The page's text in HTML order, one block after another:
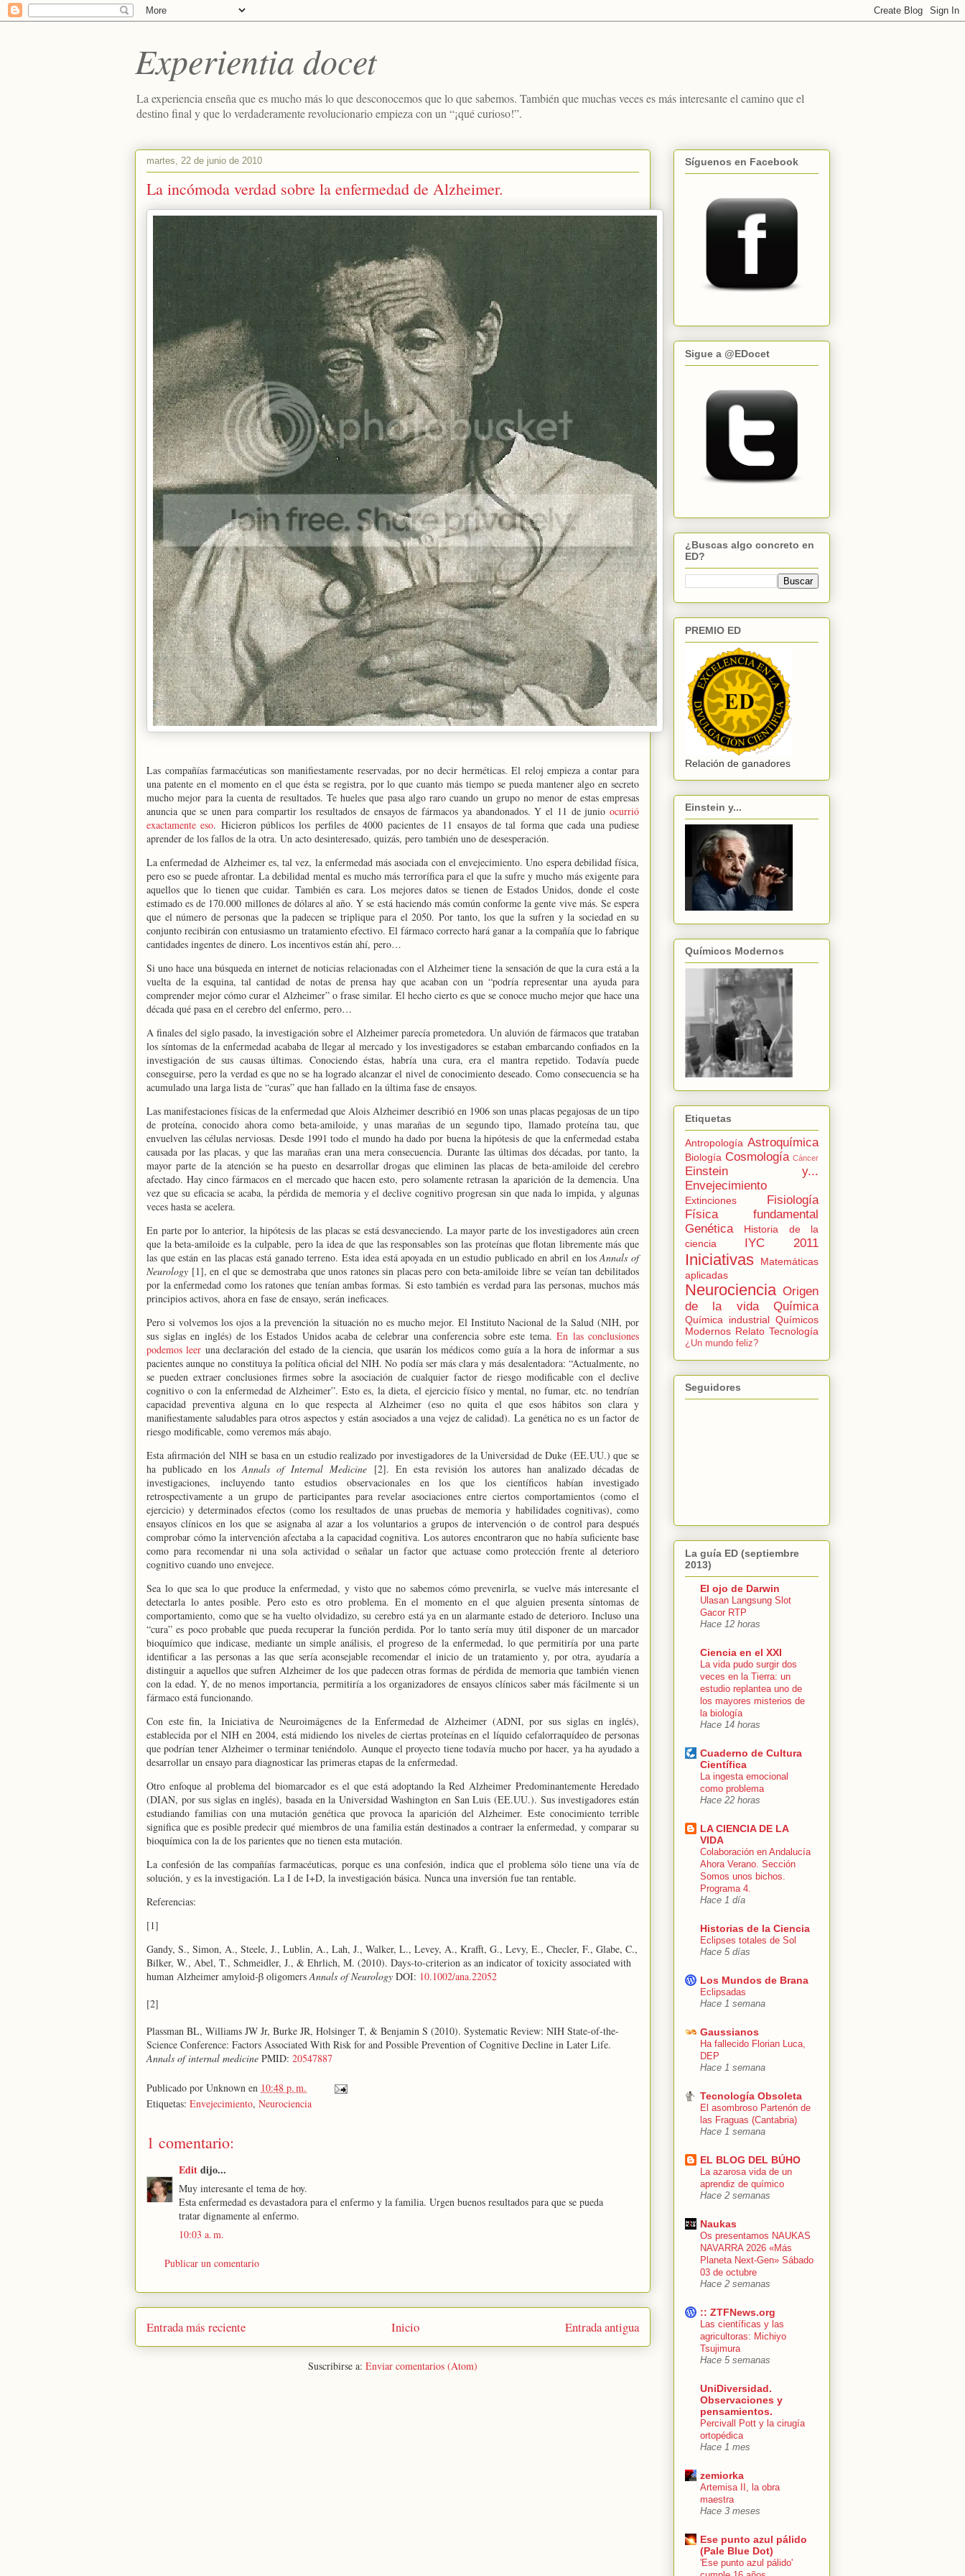
Experientia docet
La experiencia enseña que es mucho más lo que desconocemos que lo que sabemos. También que muchas veces es más interesante el camino que el
destino final y que lo verdaderamente revolucionario empieza con un “¡qué curioso!”.
martes, 22 de junio de 2010
La incómoda verdad sobre la enfermedad de Alzheimer.
Las compañías farmacéuticas son manifiestamente reservadas, por no decir herméticas. El reloj empieza a contar para
una patente en el momento en el que ésta se registra, por lo que cuanto más tiempo se pueda mantener algo en secreto
mucho mejor para la cuenta de resultados. Te hueles que pasa algo raro cuando un grupo no menor de estas empresas
anuncia que se unen para compartir los resultados de ensayos de fármacos ya abandonados. Y el 11 de junio ocurrió
exactamente eso. Hicieron públicos los perfiles de 4000 pacientes de 11 ensayos de tal forma que cada una pudiese
aprender de los fallos de la otra. Un acto desinteresado, quizás, pero también uno de desesperación.
La enfermedad de Alzheimer es, tal vez, la enfermedad más asociada con el envejecimiento. Uno espera debilidad física,
pero eso se puede afrontar. La debilidad mental es mucho más terrorífica para el que la sufre y mucho más exigente para
aquellos que lo tienen que cuidar. También es cara. Los mejores datos se tienen de Estados Unidos, donde el coste
estimado es de 170.000 millones de dólares al año. Y se está haciendo más común conforme la gente vive más. Se espera
que el número de personas que la padecen se triplique para el 2050. Por tanto, los que la sufren y la sociedad en su
conjunto recibirán con entusiasmo un tratamiento efectivo. El fármaco correcto hará ganar a la compañía que lo fabrique
cantidades ingentes de dinero. Los incentivos están ahí, pero…
Si uno hace una búsqueda en internet de noticias relacionadas con el Alzheimer tiene la sensación de que la cura está a la
vuelta de la esquina, tal cantidad de notas de prensa hay que acaban con un “podría representar una ayuda para
comprender mejor cómo curar el Alzheimer” o frase similar. El hecho cierto es que se conoce mucho mejor que hace una
década qué pasa en el cerebro del enfermo, pero…
A finales del siglo pasado, la investigación sobre el Alzheimer parecía prometedora. Un aluvión de fármacos que trataban
los síntomas de la enfermedad acababa de llegar al mercado y los investigadores se estaban embarcando confiados en la
investigación de sus causas últimas. Conociendo éstas, habría una cura, era el mantra repetido. Todavía puede
conseguirse, pero la verdad es que no se ha logrado alcanzar el nivel de conocimiento deseado. Como consecuencia se ha
acumulado una larga lista de “curas” que han fallado en la última fase de ensayos.
Las manifestaciones físicas de la enfermedad que Alois Alzheimer describió en 1906 son unas placas pegajosas de un tipo
de proteína, conocido ahora como beta-amiloide, y unas marañas de un segundo tipo, llamado proteína tau, que
envuelven las células nerviosas. Desde 1991 todo el mundo ha dado por buena la hipótesis de que la enfermedad estaba
causada por las placas, y que las marañas eran una mera consecuencia. Durante las últimas dos décadas, por tanto, la
mayor parte de la atención se ha puesto en desarrollar drogas que eliminen las placas de beta-amiloide del cerebro
afectado. Hay cinco fármacos en el mercado que hacen esto, pero solamente retrasan la aparición de la demencia. Una
vez que su eficacia se acaba, la pérdida de memoria y el declive cognitivo progresan sin que nada lo impida, y algunas
veces hasta se acelera.
En parte por lo anterior, la hipótesis de las placas se está desvaneciendo. La mayor parte de los investigadores aún creen
que la beta-amiloide es la culpable, pero la idea de que las responsables son las proteínas que flotan libremente más que
las que están en las placas está ganado terreno. Esta idea está apoyada en un estudio publicado en abril en losAnnals of
Neurology [1], en el que se demostraba que unos ratones sin placas pero con beta-amiloide libre se veían tan debilitados
por la enfermedad como los ratones que tenían ambas formas. Si esto también es verdad para las personas, muchos más
principios activos, ahora en fase de ensayo, serán ineficaces.
Pero si volvemos los ojos a la prevención la situación no es mucho mejor. El Instituto Nacional de la Salud (NIH, por
sus siglas en inglés) de los Estados Unidos acaba de celebrar una conferencia sobre este tema. En las conclusiones
podemos leer una declaración del estado de la ciencia, que usarán los médicos como guía a la hora de informar a sus
pacientes aunque no constituya la política oficial del NIH. No podía ser más clara y más desalentadora: “Actualmente, no
se pueden extraer conclusiones firmes sobre la asociación de cualquier factor de riesgo modificable con el declive
cognitivo o con la enfermedad de Alzheimer”. Esto es, la dieta, el ejercicio físico y mental, no fumar, etc. no tendrían
capacidad preventiva alguna en lo que respecta al Alzheimer (eso no quita el que esos hábitos son clara y
manifiestamente saludables para otros aspectos y están asociados a una vejez de calidad). La genética no es un factor de
riesgo modificable, como veremos más abajo.
Esta afirmación del NIH se basa en un estudio realizado por investigadores de la Universidad de Duke (EE.UU.) que se
ha publicado en losAnnals of Internal Medicine [2]. En esta revisión los autores han analizado décadas de
investigaciones, incluyendo tanto estudios observacionales en los que los científicos habían investigado
retrospectivamente a un grupo de participantes para revelar asociaciones entre ciertos comportamientos (como el
ejercicio) y determinados efectos (como los resultados de unas pruebas de memoria y habilidades cognitivas), como
ensayos clínicos en los que se asignaba al azar a los voluntarios a grupos de intervención o de control para después
comprobar cómo la intervención afectaba a la capacidad cognitiva. Los autores encontraron que no había suficiente base
como para recomendar ni una sola actividad o señalar un factor que actuase como protección frente al deterioro
cognitivo cuando uno envejece.
Sea lo que sea lo que produce la enfermedad, y visto que no sabemos cómo prevenirla, se vuelve más interesante el
detectarla lo antes posible. Pero esto es otro problema. En el momento en el que alguien presenta síntomas de
comportamiento, como que se ha vuelto olvidadizo, su cerebro está ya en un alarmante estado de deterioro. Incluso una
“cura” es poco probable que pueda recuperar la función perdida. Por lo tanto sería muy útil disponer de un marcador
bioquímico que indicase, mediante un simple análisis, el progreso de la enfermedad, lo que permitiría por una parte
identificar a las personas a las que sería aconsejable recomendar el inicio de un tratamiento y, por otra, ayudaría a
distinguir a aquellos que sufren Alzheimer de los que padecen otras formas de pérdida de memoria que también vienen
con la edad. Y, de no menos importancia, permitiría a los organizadores de ensayos clínicos saber más fácilmente si un
fármaco está funcionando.
Con este fin, la Iniciativa de Neuroimágenes de la Enfermedad de Alzheimer (ADNI, por sus siglas en inglés),
establecida por el NIH en 2004, está midiendo los niveles de ciertas proteínas en el líquido cefalorraquídeo de personas
que podrían tener Alzheimer o terminar teniéndolo. Aunque el proyecto tiene todavía mucho por hacer, ya ha ayudado a
desarrollar un ensayo para diagnosticar las primeras etapas de la enfermedad.
Otro enfoque al problema del biomarcador es el que está adoptando la Red Alzheimer Predominantemente Heredado
(DIAN, por sus siglas en inglés), basada en la Universidad Washington en San Luis (EE.UU.). Sus investigadores están
estudiando familias con una mutación genética que provoca la aparición del Alzheimer. Este conocimiento terrible
significa que es posible predecir qué miembros de una familia están destinados a contraer la enfermedad, y comparar su
bioquímica con la de los parientes que no tienen esta mutación.
La confesión de las compañías farmacéuticas, porque es una confesión, indica que el problema sólo tiene una vía de
solución, y es la investigación. La I de I+D, la investigación básica. Nunca una inversión fue tan rentable.
Referencias:
[1]
Gandy, S., Simon, A., Steele, J., Lublin, A., Lah, J., Walker, L., Levey, A., Krafft, G., Levy, E., Checler, F., Glabe, C.,
Bilker, W., Abel, T., Schmeidler, J., & Ehrlich, M. (2010). Days-to-criterion as an indicator of toxicity associated with
human Alzheimer amyloid-β oligomersAnnals of Neurology DOI: 10.1002/ana.22052
[2]
Plassman BL, Williams JW Jr, Burke JR, Holsinger T, & Benjamin S (2010). Systematic Review: NIH State-of-the-
Science Conference: Factors Associated With Risk for and Possible Prevention of Cognitive Decline in Later Life.
Annals of internal medicine PMID: 20547887
Publicado por Unknown en 10:48 p. m.
Etiquetas: Envejecimiento, Neurociencia
1 comentario:
Editdijo...
Muy interesante el tema de hoy.
Esta enfermedad es devastadora para el enfermo y la familia. Urgen buenos resultados para que se pueda
tratar dignamente al enfermo.
10:03 a. m.
Publicar un comentario
Entrada más reciente Entrada antigua
Inicio
Suscribirse a: Enviar comentarios (Atom)
Síguenos en Facebook
Sigue a @EDocet
¿Buscas algo concreto en
ED?
PREMIO ED
Relación de ganadores
Einstein y...
Químicos Modernos
Etiquetas
Antropología Astroquímica
Biología Cosmología Cáncer
Einstein y...
Envejecimiento
Extinciones
Fisiología
Física fundamental
Genética
Historia de la
ciencia
IYC 2011
Iniciativas
Matemáticas
aplicadas
Neurociencia Origen
de la vida
Química
Química industrial Químicos
Modernos Relato Tecnología
¿Un mundo feliz?
Seguidores
La guía ED (septiembre
2013)
El ojo de Darwin
Ulasan Langsung Slot
Gacor RTP
Hace 12 horas
Ciencia en el XXI
La vida pudo surgir dos
veces en la Tierra: un
estudio replantea uno de
los mayores misterios de
la biología
Hace 14 horas
Cuaderno de Cultura
Científica
La ingesta emocional
como problema
Hace 22 horas
LA CIENCIA DE LA
VIDA
Colaboración en Andalucía
Ahora Verano. Sección
Somos unos bichos.
Programa 4.
Hace 1 día
Historias de la Ciencia
Eclipses totales de Sol
Hace 5 días
Los Mundos de Brana
Eclipsadas
Hace 1 semana
Gaussianos
Ha fallecido Florian Luca,
DEP
Hace 1 semana
Tecnología Obsoleta
El asombroso Partenón de
las Fraguas (Cantabria)
Hace 1 semana
EL BLOG DEL BÚHO
La azarosa vida de un
aprendiz de químico
Hace 2 semanas
Naukas
Os presentamos NAUKAS
NAVARRA 2026 «Más
Planeta Next-Gen» Sábado
03 de octubre
Hace 2 semanas
:: ZTFNews.org
Las científicas y las
agricultoras: Michiyo
Tsujimura
Hace 5 semanas
UniDiversidad.
Observaciones y
pensamientos.
Percivall Pott y la cirugía
ortopédica
Hace 1 mes
zemiorka
Artemisa II, la obra
maestra
Hace 3 meses
Ese punto azul pálido
(Pale Blue Dot)
'Ese punto azul pálido'